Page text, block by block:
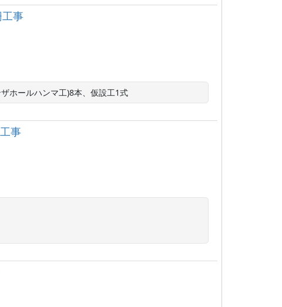
事
ホールハンマ工)8本、仮設工1式
事